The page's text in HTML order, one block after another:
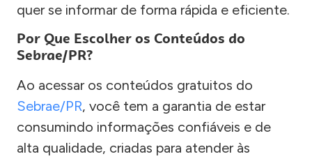
quer se informar de forma rápida e eficiente.
Por Que Escolher os Conteúdos do
Sebrae/PR?
Ao acessar os conteúdos gratuitos do
Sebrae/PR, você tem a garantia de estar
consumindo informações confiáveis e de
alta qualidade, criadas para atender às